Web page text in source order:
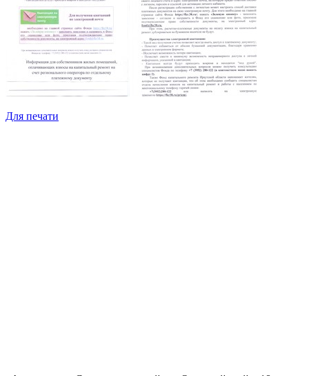
Для печати